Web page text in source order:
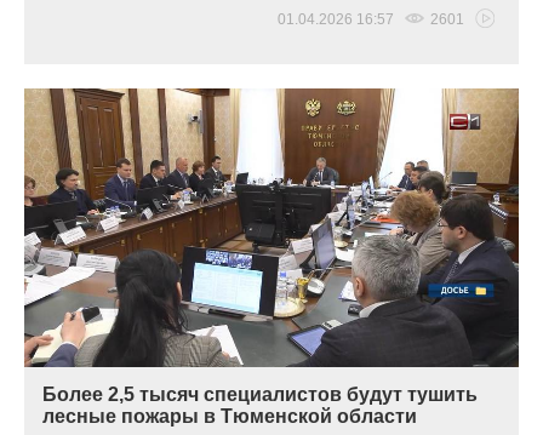
01.04.2026 16:57 2601
Более 2,5 тысяч специалистов будут тушить
лесные пожары в Тюменской области